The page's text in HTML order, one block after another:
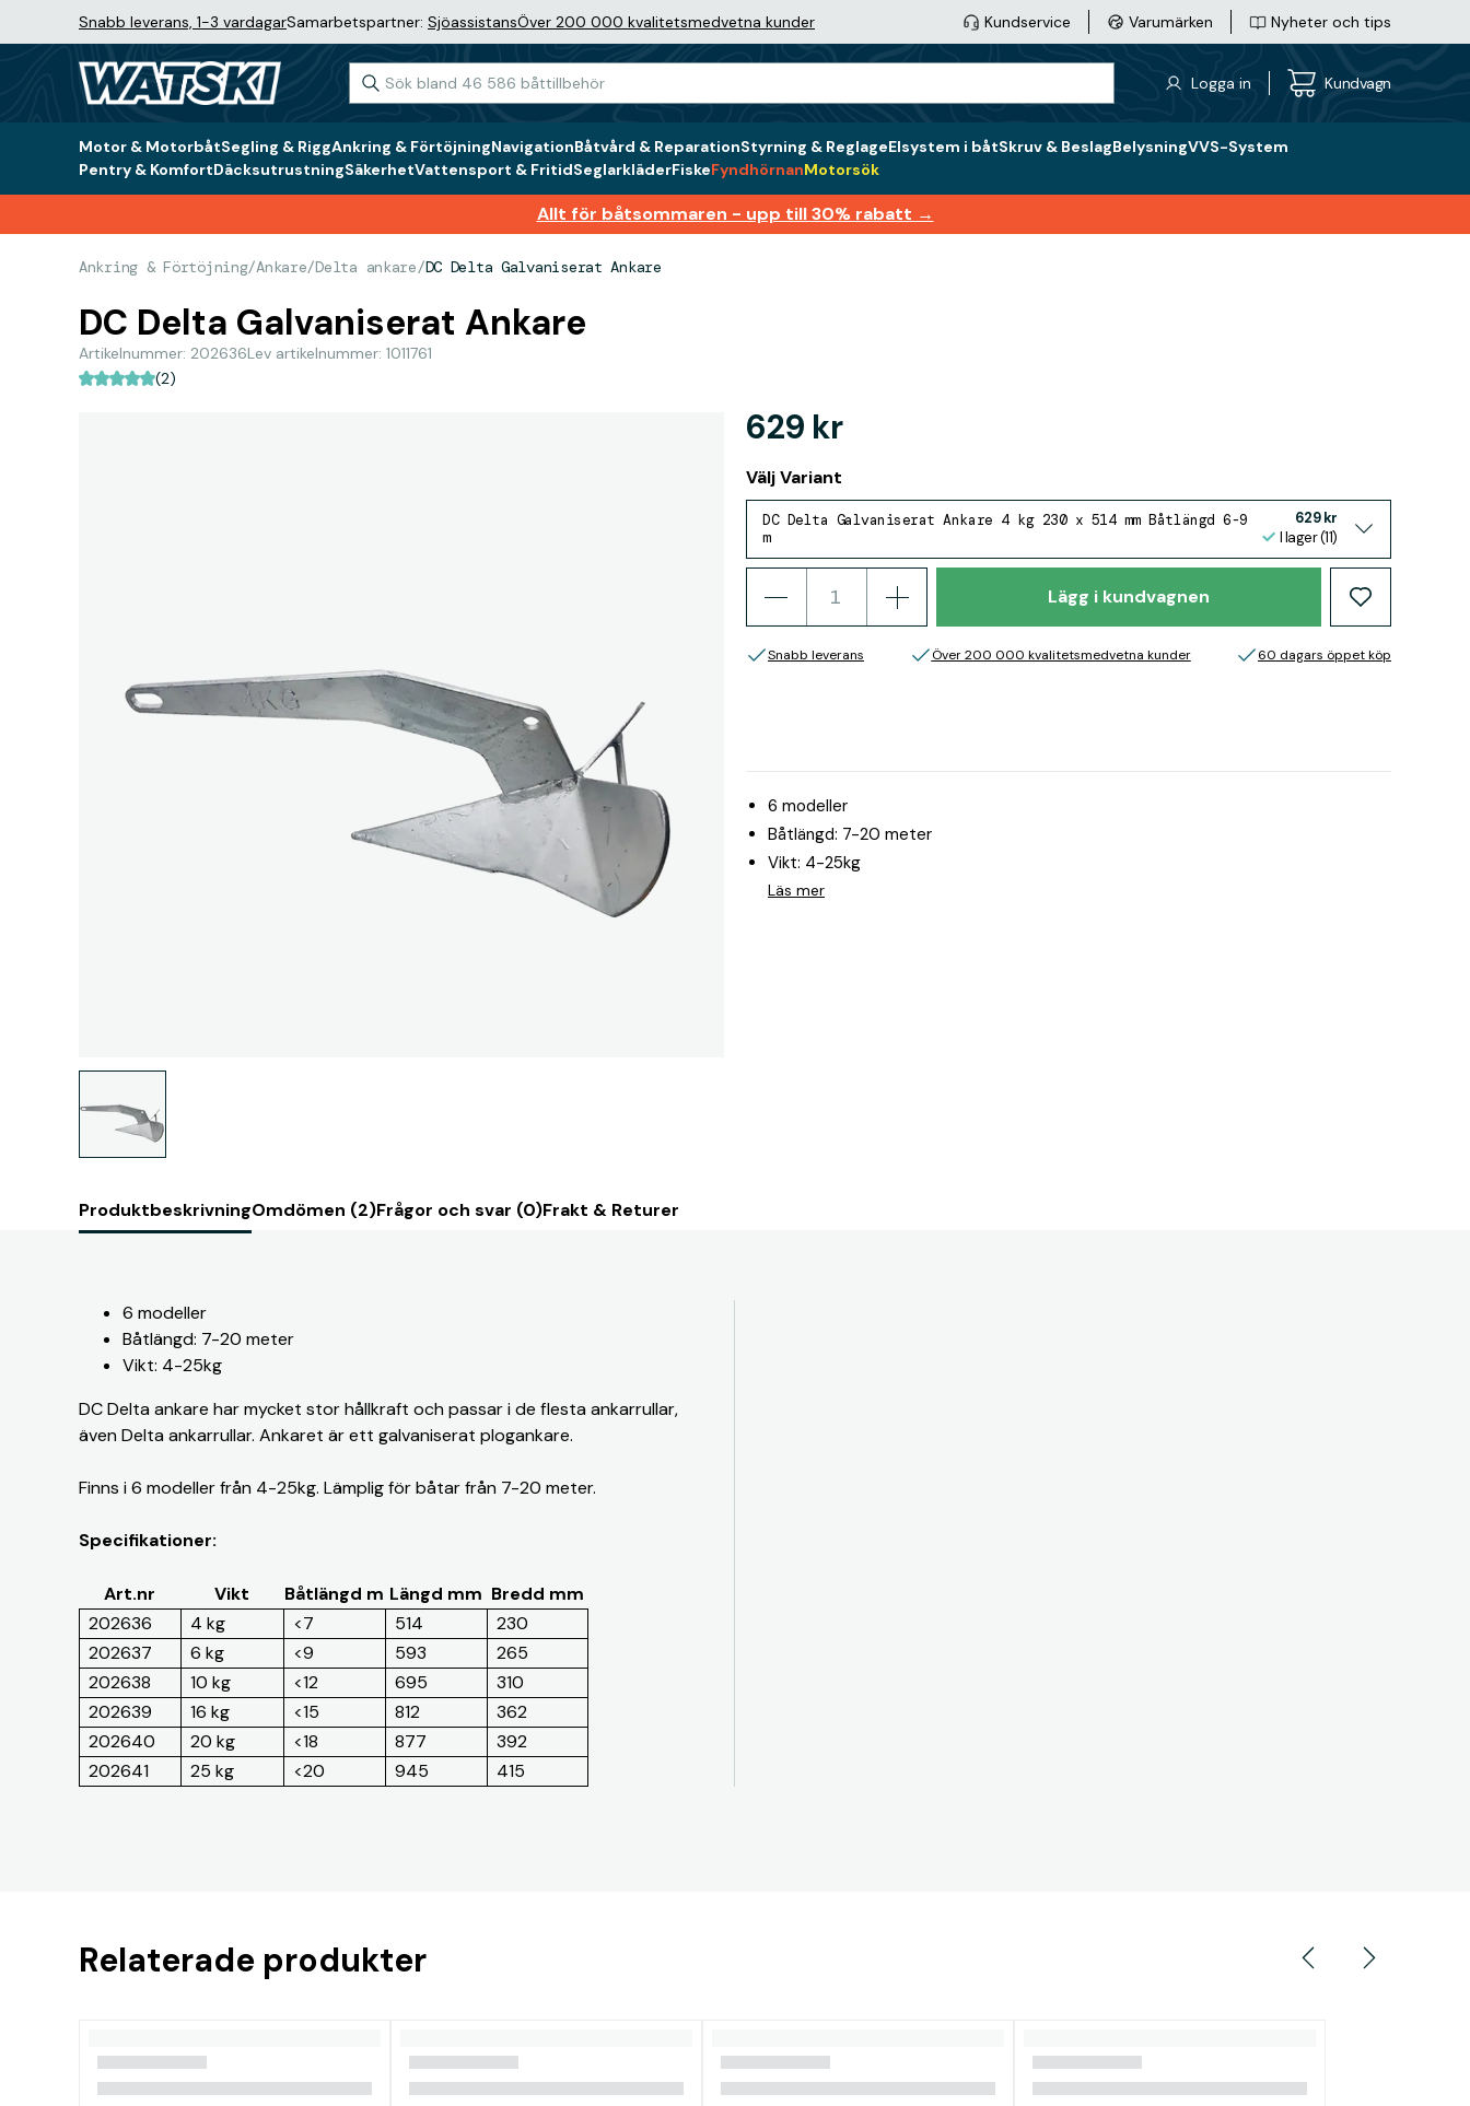
Snabb leverans, 1-3 vardagarSamarbetspartner: SjöassistansÖver 200 000 kvalitetsmedvetna kunder Kundservice Varumärken Nyheter och tips
Logga in Kundvagn
Motor & MotorbåtSegling & RiggAnkring & FörtöjningNavigationBåtvård & ReparationStyrning & ReglageElsystem i båtSkruv & BeslagBelysningVVS-System
Pentry & KomfortDäcksutrustningSäkerhetVattensport & FritidSeglarkläderFiskeFyndhörnanMotorsök
Allt för båtsommaren - upp till 30% rabatt →
Ankring & Förtöjning/Ankare/Delta ankare/DC Delta Galvaniserat Ankare
DC Delta Galvaniserat Ankare
Artikelnummer: 202636Lev artikelnummer: 1011761
(2)
629 kr
Välj Variant
DC Delta Galvaniserat Ankare 4 kg 230 x 514 mm Båtlängd 6-9
m
629 kr
I lager (11)
Lägg i kundvagnen
Snabb leverans Över 200 000 kvalitetsmedvetna kunder 60 dagars öppet köp
6 modeller
Båtlängd: 7-20 meter
Vikt: 4-25kg
Läs mer
ProduktbeskrivningOmdömen (2)Frågor och svar (0)Frakt & Returer
6 modeller
Båtlängd: 7-20 meter
Vikt: 4-25kg
DC Delta ankare har mycket stor hållkraft och passar i de flesta ankarrullar,
även Delta ankarrullar. Ankaret är ett galvaniserat plogankare.
Finns i 6 modeller från 4-25kg. Lämplig för båtar från 7-20 meter.
Specifikationer:
Art.nr Vikt Båtlängd m Längd mm Bredd mm
202636
4 kg <7 514
230
202637
6 kg <9 593
265
202638
10 kg <12 695
310
202639
16 kg <15 812
362
202640
20 kg <18 877
392
202641
25 kg <20 945 415
Relaterade produkter